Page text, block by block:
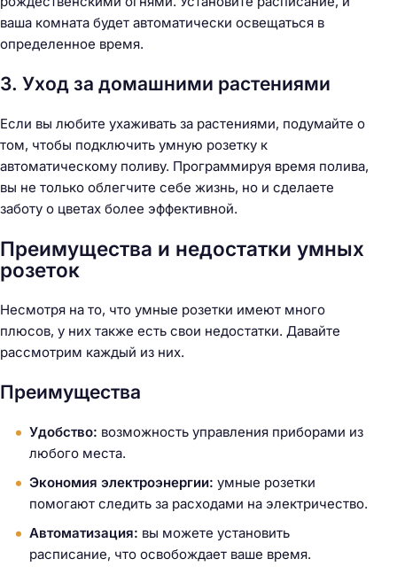
ваша комната будет автоматически освещаться в
определенное время.
3. Уход за домашними растениями
Если вы любите ухаживать за растениями, подумайте о
том, чтобы подключить умную розетку к
автоматическому поливу. Программируя время полива,
вы не только облегчите себе жизнь, но и сделаете
заботу о цветах более эффективной.
Преимущества и недостатки умных
розеток
Несмотря на то, что умные розетки имеют много
плюсов, у них также есть свои недостатки. Давайте
рассмотрим каждый из них.
Преимущества
Удобство: возможность управления приборами из
любого места.
Экономия электроэнергии: умные розетки
помогают следить за расходами на электричество.
Автоматизация: вы можете установить
расписание, что освобождает ваше время.